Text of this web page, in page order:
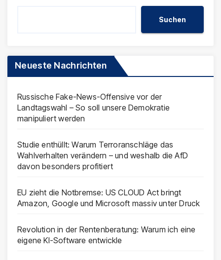
Suchen
Neueste Nachrichten
Russische Fake-News-Offensive vor der
Landtagswahl – So soll unsere Demokratie
manipuliert werden
Studie enthüllt: Warum Terroranschläge das
Wahlverhalten verändern – und weshalb die AfD
davon besonders profitiert
EU zieht die Notbremse: US CLOUD Act bringt
Amazon, Google und Microsoft massiv unter Druck
Revolution in der Rentenberatung: Warum ich eine
eigene KI-Software entwickle